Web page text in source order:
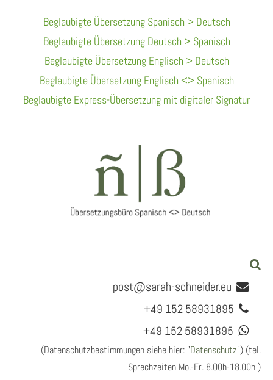
Beglaubigte Übersetzung Spanisch > Deutsch
Beglaubigte Übersetzung Deutsch > Spanisch
Beglaubigte Übersetzung Englisch > Deutsch
Beglaubigte Übersetzung Englisch <> Spanisch
Beglaubigte Express-Übersetzung mit digitaler Signatur
post@sarah-schneider.eu
+49 152 58931895
+49 152 58931895
(Datenschutzbestimmungen siehe hier: "Datenschutz") (tel.
Sprechzeiten Mo.-Fr. 8.00h-18.00h )